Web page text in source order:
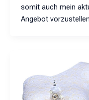
somit auch mein
Angebot